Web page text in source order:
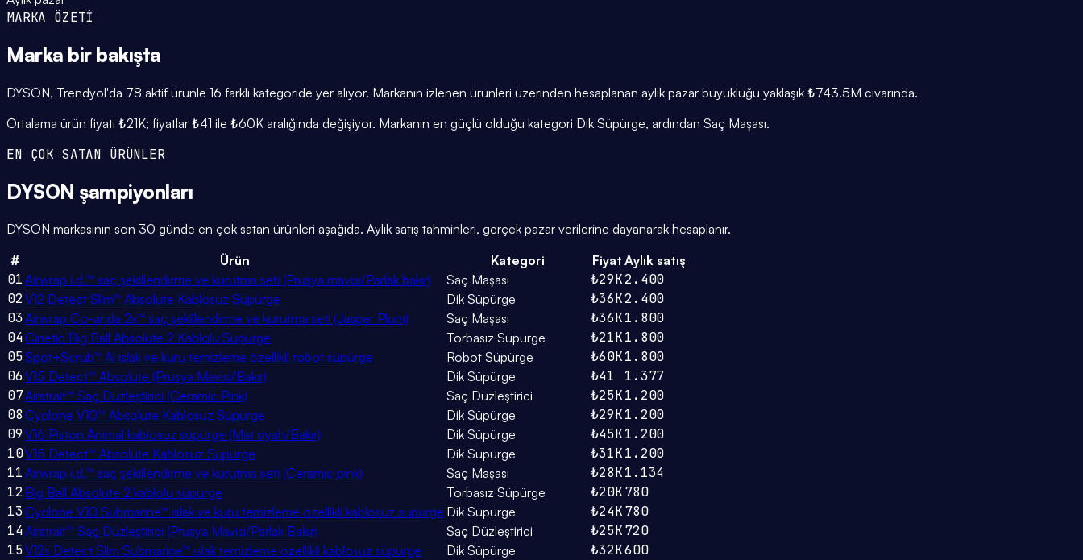
MARKA ÖZETİ
Marka bir bakışta
DYSON, Trendyol'da 78 aktif ürünle 16 farklı kategoride yer alıyor. Markanın izlenen ürünleri üzerinden hesaplanan aylık pazar büyüklüğü yaklaşık ₺743.5M civarında.
Ortalama ürün fiyatı ₺21K; fiyatlar ₺41 ile ₺60K aralığında değişiyor. Markanın en güçlü olduğu kategori Dik Süpürge, ardından Saç Maşası.
EN ÇOK SATAN ÜRÜNLER
DYSON şampiyonları
DYSON markasının son 30 günde en çok satan ürünleri aşağıda. Aylık satış tahminleri, gerçek pazar verilerine dayanarak hesaplanır.
#
Ürün Kategori Fiyat Aylık satış
01 Airwrap i.d.™ saç şekillendirme ve kurutma seti (Prusya mavisi/Parlak bakır) Saç Maşası ₺29K2.400
02 V12 Detect Slim™ Absolute Kablosuz Süpürge Dik Süpürge ₺36K2.400
03Airwrap Co-anda 2x™ saç şekillendirme ve kurutma seti (Jasper Plum) Saç Maşası ₺36K1.800
04 Cinetic Big Ball Absolute 2 Kablolu Süpürge Torbasız Süpürge ₺21K1.800
05Spot+Scrub™ Ai ıslak ve kuru temizleme özellikli robot süpürge Robot Süpürge ₺60K1.800
06 V15 Detect™ Absolute (Prusya Mavisi/Bakır) Dik Süpürge ₺41
1.377
07Airstrait™ Saç Düzleştirici (Ceramic Pink) Saç Düzleştirici ₺25K1.200
08 Cyclone V10™ Absolute Kablosuz Süpürge Dik Süpürge ₺29K1.200
09 V16 Piston Animal kablosuz süpürge (Mat siyah/Bakır) Dik Süpürge ₺45K1.200
10V15 Detect™ Absolute Kablosuz Süpürge Dik Süpürge ₺31K1.200
11 Airwrap i.d.™ saç şekillendirme ve kurutma seti (Ceramic pink) Saç Maşası ₺28K1.134
12 Big Ball Absolute 2 kablolu süpürge Torbasız Süpürge ₺20K780
13 Cyclone V10 Submarine™ ıslak ve kuru temizleme özellikli kablosuz süpürge Dik Süpürge ₺24K780
14Airstrait™ Saç Düzleştirici (Prusya Mavisi/Parlak Bakır) Saç Düzleştirici ₺25K720
15V12s Detect Slim Submarine™ ıslak temizleme özellikli kablosuz süpürge Dik Süpürge ₺32K600